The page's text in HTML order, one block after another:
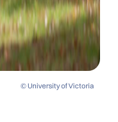
© University of Victoria